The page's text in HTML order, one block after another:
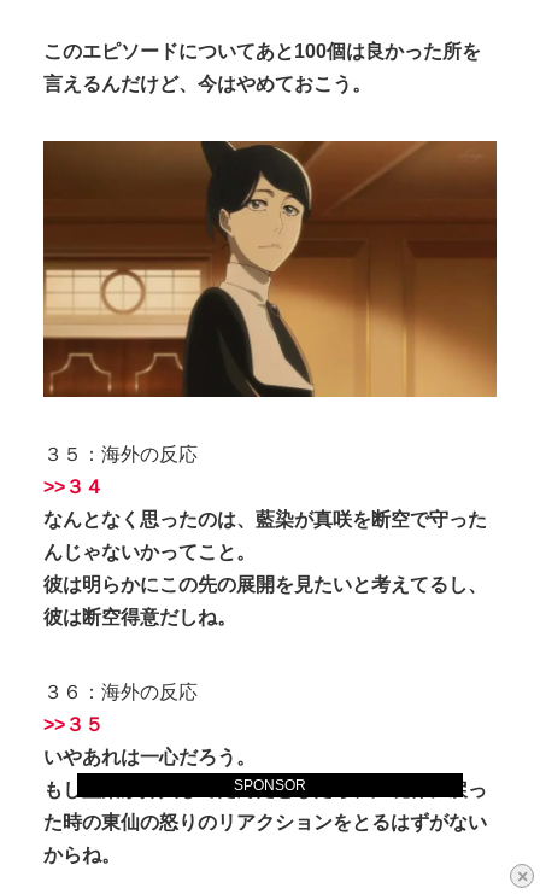
×
このエピソードについてあと100個は良かった所を
言えるんだけど、今はやめておこう。
３５：海外の反応
>>３４
なんとなく思ったのは、藍染が真咲を断空で守った
んじゃないかってこと。
彼は明らかにこの先の展開を見たいと考えてるし、
彼は断空得意だしね。
３６：海外の反応
>>３５
いやあれは一心だろう。
もし藍染が介入してたんだとしたら、尸魂界に戻っ
た時の東仙の怒りのリアクションをとるはずがない
からね。
SPONSOR